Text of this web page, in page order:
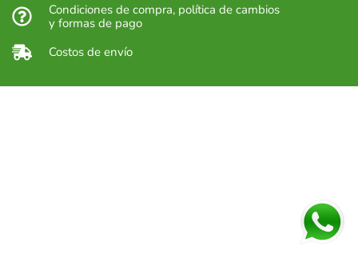
Condiciones de compra, política de cambios
y formas de pago
Costos de envío